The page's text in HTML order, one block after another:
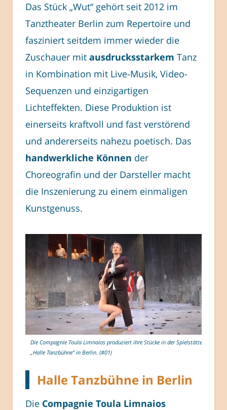
Das Stück „Wut“ gehört seit 2012 im
Tanztheater Berlin zum Repertoire und
fasziniert seitdem immer wieder die
Zuschauer mit ausdrucksstarkem Tanz
in Kombination mit Live-Musik, Video-
Sequenzen und einzigartigen
Lichteffekten. Diese Produktion ist
einerseits kraftvoll und fast verstörend
und andererseits nahezu poetisch. Das
handwerkliche Können der
Choreografin und der Darsteller macht
die Inszenierung zu einem einmaligen
Kunstgenuss.
Die Compagnie Toula Limnaios produziert ihre Stücke in der Spielstätte
„Halle Tanzbühne“ in Berlin. (#01)
Halle Tanzbühne in Berlin
Die Compagnie Toula Limnaios